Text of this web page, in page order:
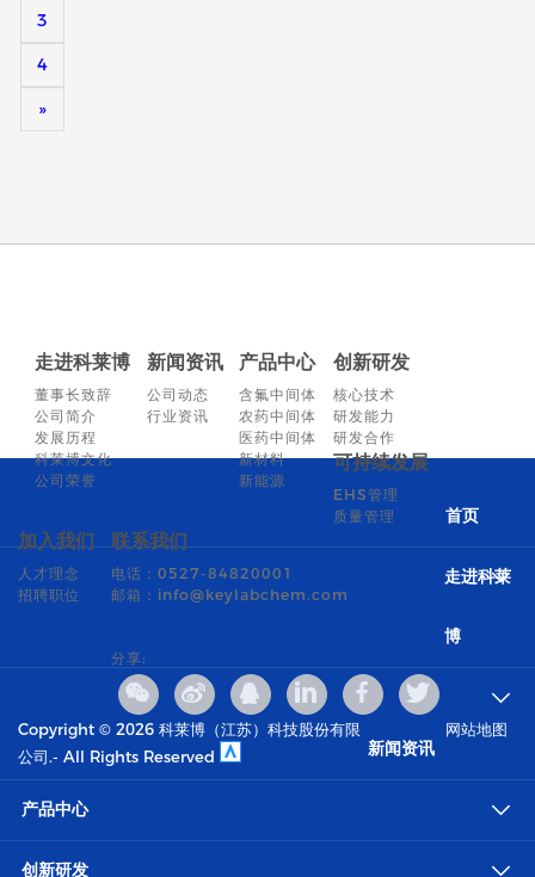
3
4
»
走进科莱博
董事长致辞
公司简介
发展历程
科莱博文化
公司荣誉
新闻资讯
公司动态
行业资讯
产品中心
含氟中间体
农药中间体
医药中间体
新材料
新能源
创新研发
核心技术
研发能力
研发合作
可持续发展
EHS管理
质量管理
加入我们
人才理念
招聘职位
联系我们
电话：0527-84820001
邮箱：info@keylabchem.com
分享:
Copyright © 2026 科莱博（江苏）科技股份有限
公司.- All Rights Reserved
网站地图
首页
走进科莱
博
新闻资讯
产品中心
创新研发